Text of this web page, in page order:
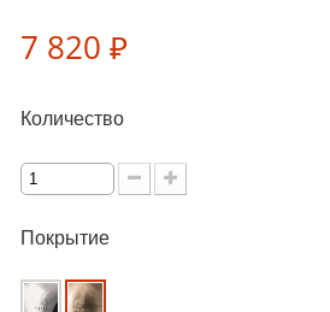
7 820 ₽
Количество
Покрытие